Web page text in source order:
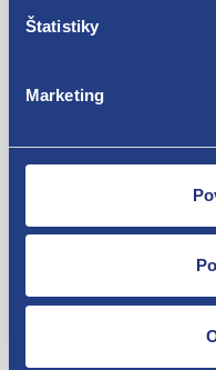
Štatistiky
Marketing
Volkswagen Touran I
Volkswagen Touran II
Tovar
zakúpenia.